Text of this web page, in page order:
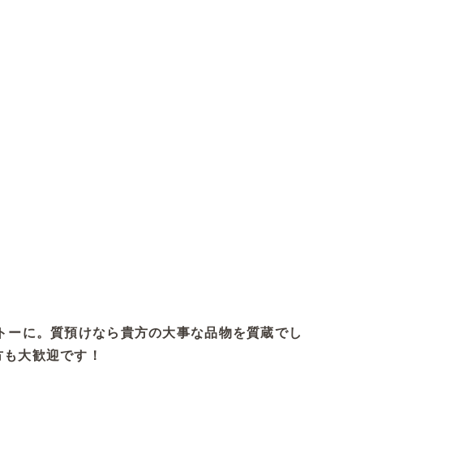
に。質預けなら貴方の大事な品物を質蔵でし
大歓迎です！